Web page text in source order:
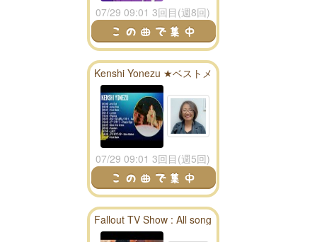
07/29 09:01 3回目(週8回)
Kenshi Yonezu ★ベストメ
ドレー★
07/29 09:01 3回目(週5回)
Fallout TV Show : All song
season 1 playlist - fallout